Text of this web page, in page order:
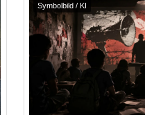
Symbolbild / KI